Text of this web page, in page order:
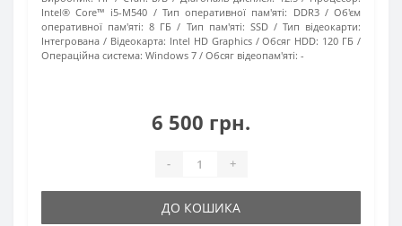
Intel® Core™ i5-M540
Тип оперативної пам'яті: DDR3
Об'єм
оперативної пам'яті: 8 ГБ Тип пам'яті: SSD
Тип відеокарти:
Інтегрована
Відеокарта: Intel HD Graphics Обсяг HDD: 120 ГБ
Операційна система: Windows 7 Обсяг відеопам'яті: -
6 500 грн.
- +
ДО КОШИКА